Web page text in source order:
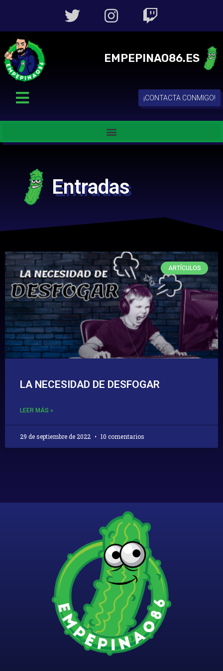
EMPEPINAO86.ES
¡CONTACTA CONMIGO!
Entradas
ARTÍCULOS
LA NECESIDAD DE DESFOGAR
LEER MÁS »
29 de septiembre de 2022 10 comentarios